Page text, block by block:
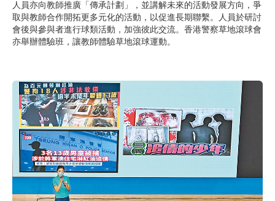
人員亦向教師推廣「傳承計劃」，並講解未來的活動發展方向，爭
取與教師合作開拓更多元化的活動，以促進長期聯繫。人員於研討
會後與參與者進行球類活動，加強彼此交流。香港警察草地滾球會
亦舉辦體驗班，讓教師體驗草地滾球運動。